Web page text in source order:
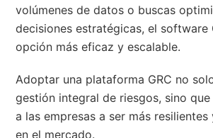
volúmenes de datos o buscas
decisiones estratégicas, el software
opción más eficaz y escalable.
Adoptar una plataforma GRC no
gestión integral de riesgos, sino
a las empresas a ser más
en el mercado.